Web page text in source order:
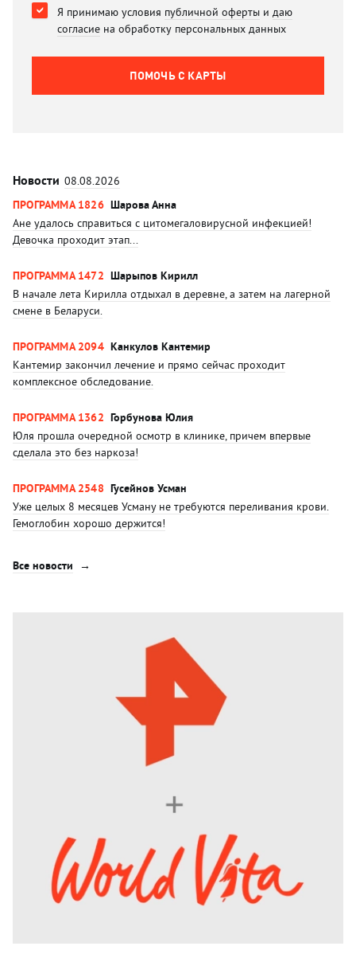
Я принимаю условия публичной оферты и даю
согласие на обработку персональных данных
ПОМОЧЬ C КАРТЫ
Новости 08.08.2026
ПРОГРАММА 1826 Шарова Анна
Ане удалось справиться с цитомегаловирусной инфекцией!
Девочка проходит этап...
ПРОГРАММА 1472 Шарыпов Кирилл
В начале лета Кирилла отдыхал в деревне, а затем на лагерной
смене в Беларуси.
ПРОГРАММА 2094 Канкулов Кантемир
Кантемир закончил лечение и прямо сейчас проходит
комплексное обследование.
ПРОГРАММА 1362 Горбунова Юлия
Юля прошла очередной осмотр в клинике, причем впервые
сделала это без наркоза!
ПРОГРАММА 2548 Гусейнов Усман
Уже целых 8 месяцев Усману не требуются переливания крови.
Гемоглобин хорошо держится!
Все новости